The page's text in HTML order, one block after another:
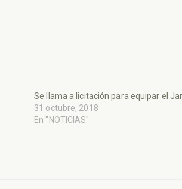
Se llama a licitación para equipar el
31 octubre, 2018
En "NOTICIAS"